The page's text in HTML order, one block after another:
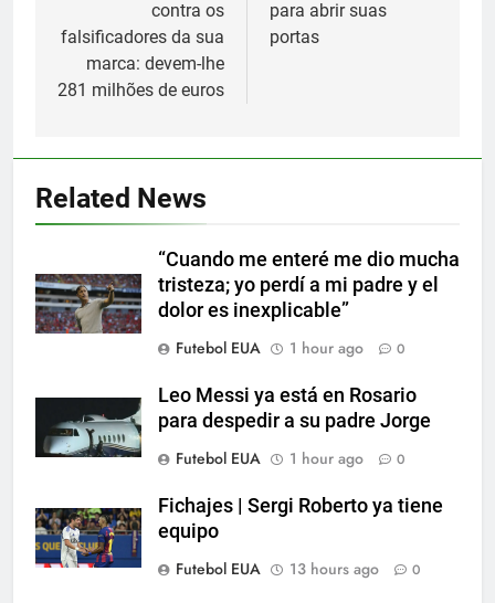
contra os
falsificadores da sua
marca: devem-lhe
281 milhões de euros
para abrir suas
portas
Related News
“Cuando me enteré me dio mucha
tristeza; yo perdí a mi padre y el
dolor es inexplicable”
Futebol EUA
1 hour ago 0
Leo Messi ya está en Rosario
para despedir a su padre Jorge
Futebol EUA
1 hour ago 0
Fichajes | Sergi Roberto ya tiene
equipo
Futebol EUA
13 hours ago 0
5
Messi imparable
6
Cambios en la MLS
7
la jornada
SPORTS